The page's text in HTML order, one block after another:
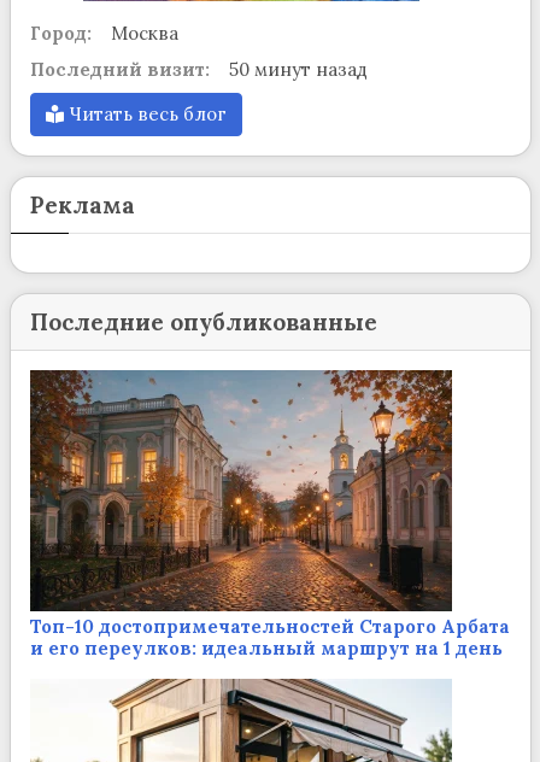
Город:
Москва
Последний визит:
50 минут назад
Читать весь блог
Реклама
Последние опубликованные
Топ-10 достопримечательностей Старого Арбата
и его переулков: идеальный маршрут на 1 день